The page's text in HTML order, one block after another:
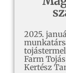
2025.
Farm
Kertész